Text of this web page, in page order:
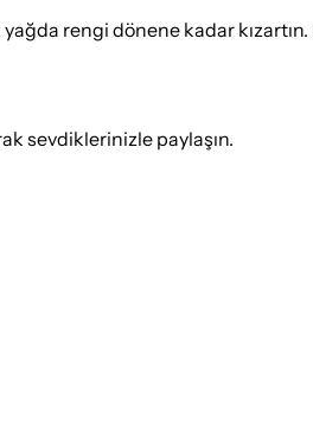
rengi dönene kadar
sevdiklerinizle paylaşın.